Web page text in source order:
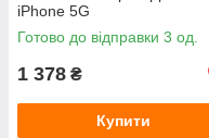
iPhone 5G
Готово до відправки 3 од.
1 378 ₴
Купити